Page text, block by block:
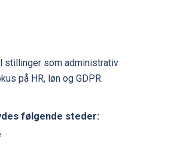
stillinger som administrativ
på HR, løn og GDPR.
følgende steder: